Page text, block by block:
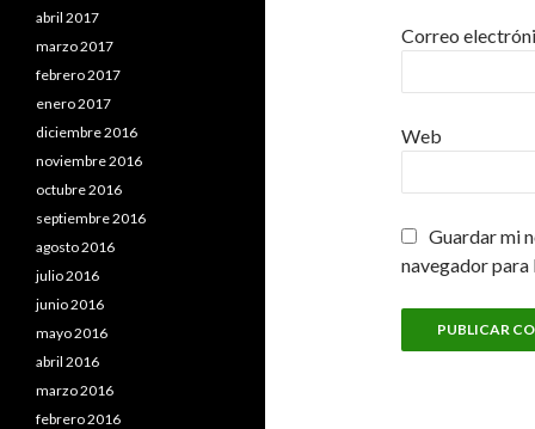
Correo
Web
Guardar mi
navegador para
abril 2017
marzo 2017
febrero 2017
enero 2017
diciembre 2016
noviembre 2016
octubre 2016
septiembre 2016
agosto 2016
julio 2016
junio 2016
mayo 2016
abril 2016
marzo 2016
febrero 2016